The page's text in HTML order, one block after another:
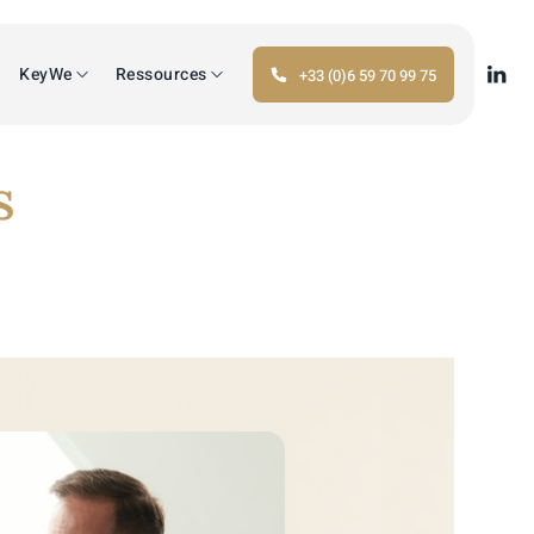
KeyWe Ressources +33 (0)6 59 70 99 75